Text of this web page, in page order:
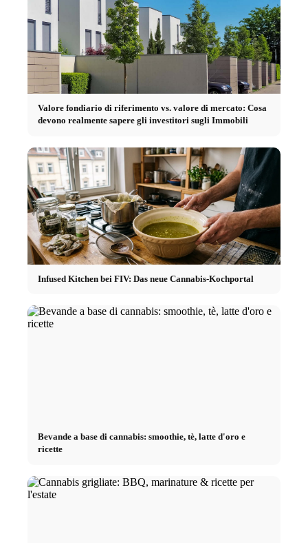
Valore fondiario di riferimento vs. valore di mercato: Cosa
devono realmente sapere gli investitori sugli Immobili
Infused Kitchen bei FIV: Das neue Cannabis-Kochportal
Bevande a base di cannabis: smoothie, tè, latte d'oro e
ricette